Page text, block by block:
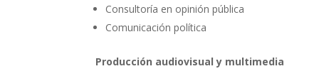
Consultoría en opinión pública
Comunicación política
Producción audiovisual y multimedia